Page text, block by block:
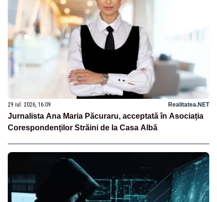
29 iul. 2026, 16:09 Realitatea.NET
Jurnalista Ana Maria Păcuraru, acceptată în Asociația
Corespondenților Străini de la Casa Albă